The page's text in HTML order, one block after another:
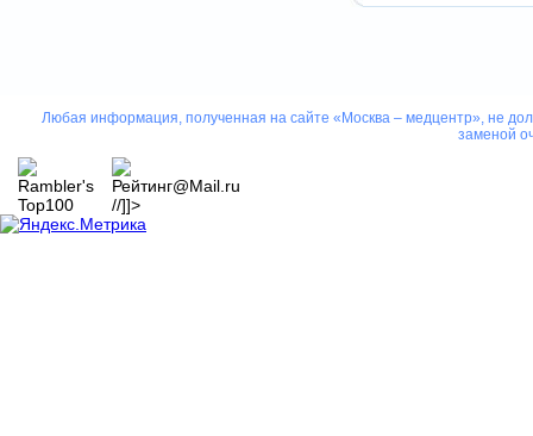
Любая информация, полученная на сайте «Москва – медцентр», не
заменой
//]]>